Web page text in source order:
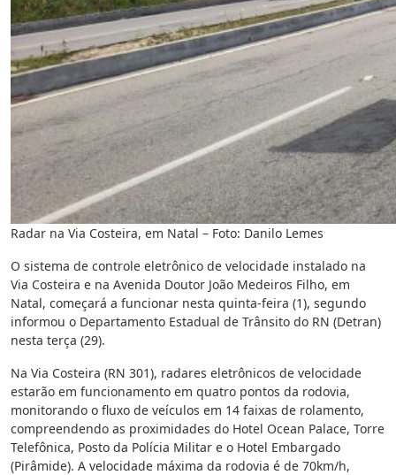
Radar na Via Costeira, em Natal – Foto: Danilo Lemes
O sistema de controle eletrônico de velocidade instalado na
Via Costeira e na Avenida Doutor João Medeiros Filho, em
Natal, começará a funcionar nesta quinta-feira (1), segundo
informou o Departamento Estadual de Trânsito do RN (Detran)
nesta terça (29).
Na Via Costeira (RN 301), radares eletrônicos de velocidade
estarão em funcionamento em quatro pontos da rodovia,
monitorando o fluxo de veículos em 14 faixas de rolamento,
compreendendo as proximidades do Hotel Ocean Palace, Torre
Telefônica, Posto da Polícia Militar e o Hotel Embargado
(Pirâmide). A velocidade máxima da rodovia é de 70km/h,